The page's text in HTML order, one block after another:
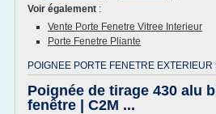
Voir également :
Vente Porte Fenetre Vitree Interieur
Porte Fenetre Pliante
POIGNEE PORTE FENETRE EXTERIEUR
Poignée de tirage 430 alu
fenêtre | C2M ...